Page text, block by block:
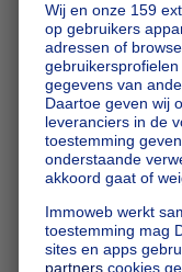
Nee
Nee
Nee
Nee
Ja
Nee
Nee